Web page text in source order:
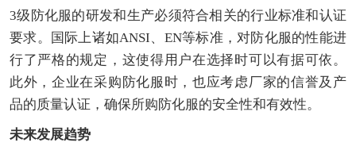
3级防化服的研发和生产必须符合相关的行业标准和认证
要求。国际上诸如ANSI、EN等标准，对防化服的性能进
行了严格的规定，这使得用户在选择时可以有据可依。
此外，企业在采购防化服时，也应考虑厂家的信誉及产
品的质量认证，确保所购防化服的安全性和有效性。
未来发展趋势